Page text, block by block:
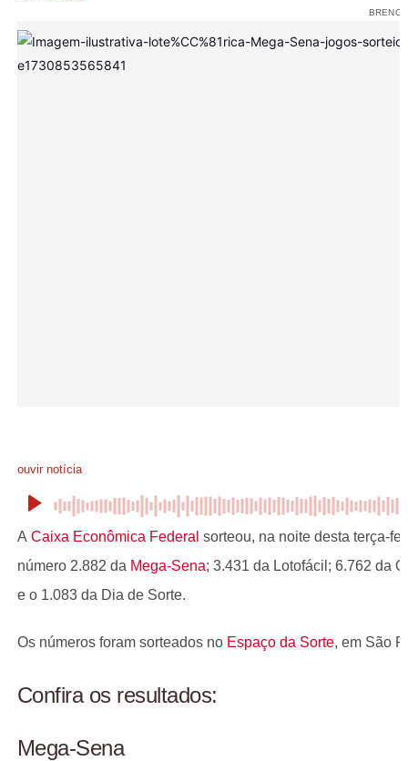
BRENO
ouvir notícia
A Caixa Econômica Federal sorteou, na noite desta terça-
número 2.882 da Mega-Sena; 3.431 da Lotofácil; 6.762 da
e o 1.083 da Dia de Sorte.
Os números foram sorteados no Espaço da Sorte, em São
Confira os resultados:
Mega-Sena